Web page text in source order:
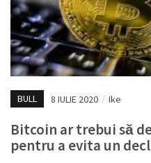
BULL 8 IULIE 2020 / Ike
Bitcoin ar trebui să
pentru a evita un